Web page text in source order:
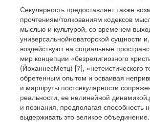
Секулярность предоставляет также
прочтениям/толкованиям кодексов
мыслью и культурой, со временем
универсальнойноваторской сущности
воздействуют на социальные
мир концепции «безрелигиозного
(ЙоханнесМетц) [7], «нетеистического
обретенным опытом и осваивая
и маршруты постсекулярности
реальности, ее нелинейной
и познания, предполагая способность
выдерживать это великое объединение.